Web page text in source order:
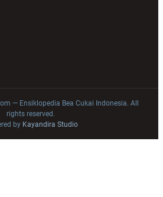
— Ensiklopedia Bea Cukai Indonesia. All
rights reserved.
by Kayandira Studio